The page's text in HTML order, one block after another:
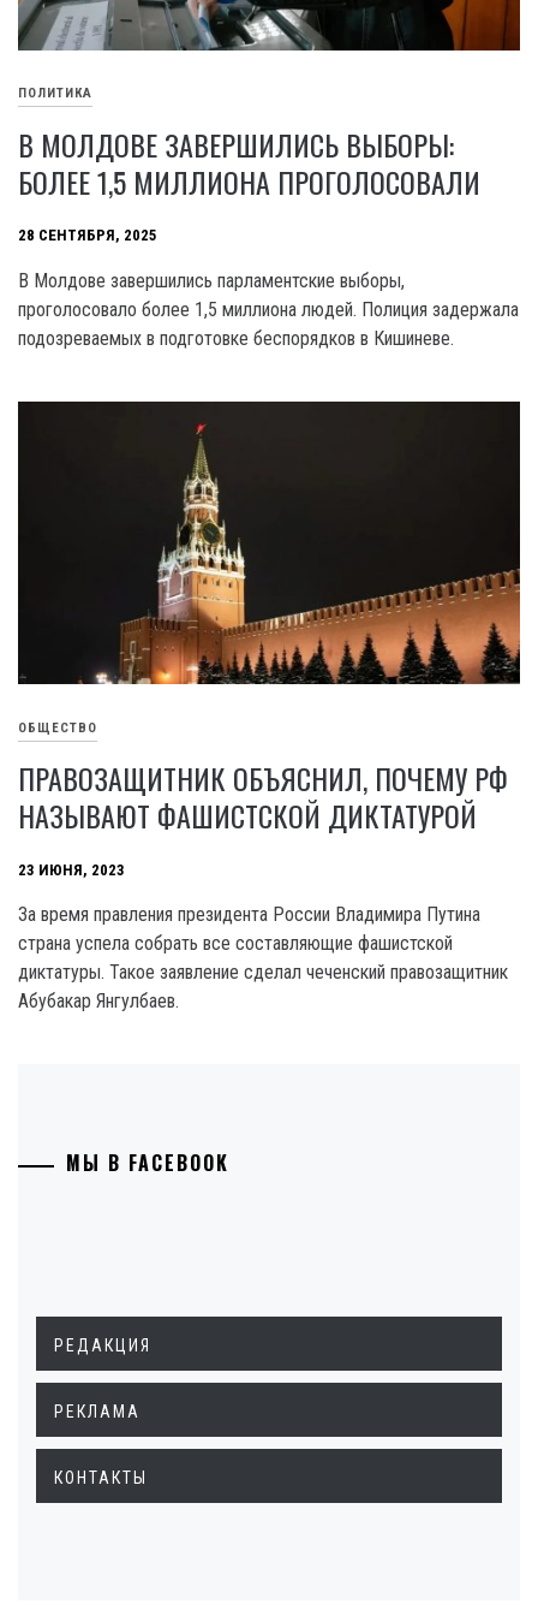
ПОЛИТИКА
В МОЛДОВЕ ЗАВЕРШИЛИСЬ ВЫБОРЫ:
БОЛЕЕ 1,5 МИЛЛИОНА ПРОГОЛОСОВАЛИ
28 СЕНТЯБРЯ, 2025
В Молдове завершились парламентские выборы,
проголосовало более 1,5 миллиона людей. Полиция задержала
подозреваемых в подготовке беспорядков в Кишиневе.
ОБЩЕСТВО
ПРАВОЗАЩИТНИК ОБЪЯСНИЛ, ПОЧЕМУ РФ
НАЗЫВАЮТ ФАШИСТСКОЙ ДИКТАТУРОЙ
23 ИЮНЯ, 2023
За время правления президента России Владимира Путина
страна успела собрать все составляющие фашистской
диктатуры. Такое заявление сделал чеченский правозащитник
Абубакар Янгулбаев.
МЫ В FACEBOOK
РЕДАКЦИЯ
РЕКЛАМА
КОНТАКТЫ